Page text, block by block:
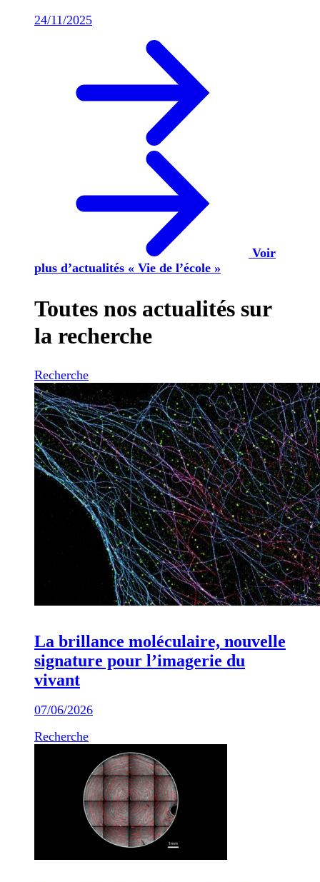
24/11/2025
Voir
plus d’actualités « Vie de l’école »
Toutes nos actualités sur
la recherche
Recherche
La brillance moléculaire, nouvelle
signature pour l’imagerie du
vivant
07/06/2026
Recherche